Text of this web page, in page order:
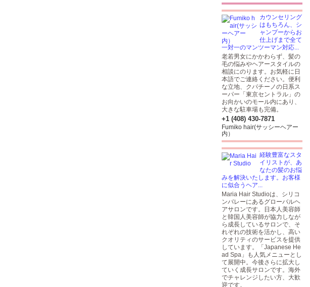
カウンセリング
はもちろん、シ
ャンプーからお
仕上げまで全て
一対一のマンツーマン対応...
老若男女にかかわらず、髪の
毛の悩みやヘアースタイルの
相談にのります。お気軽に日
本語でご連絡ください。便利
な立地、クパチーノの日系ス
ーパー「東京セントラル」の
お向かいのモール内にあり、
大きな駐車場も完備。
+1 (408) 430-7871
Fumiko hair(サッシーヘアー
内）
経験豊富なスタ
イリストが、あ
なたの髪のお悩
みを解決いたします。お客様
に似合うヘア...
Maria Hair Studioは、シリコ
ンバレーにあるグローバルヘ
アサロンです。日本人美容師
と韓国人美容師が協力しなが
ら成長しているサロンで、そ
れぞれの技術を活かし、高い
クオリティのサービスを提供
しています。「Japanese He
ad Spa」も人気メニューとし
て展開中。今後さらに拡大し
ていく成長サロンです。海外
でチャレンジしたい方、大歓
迎です。